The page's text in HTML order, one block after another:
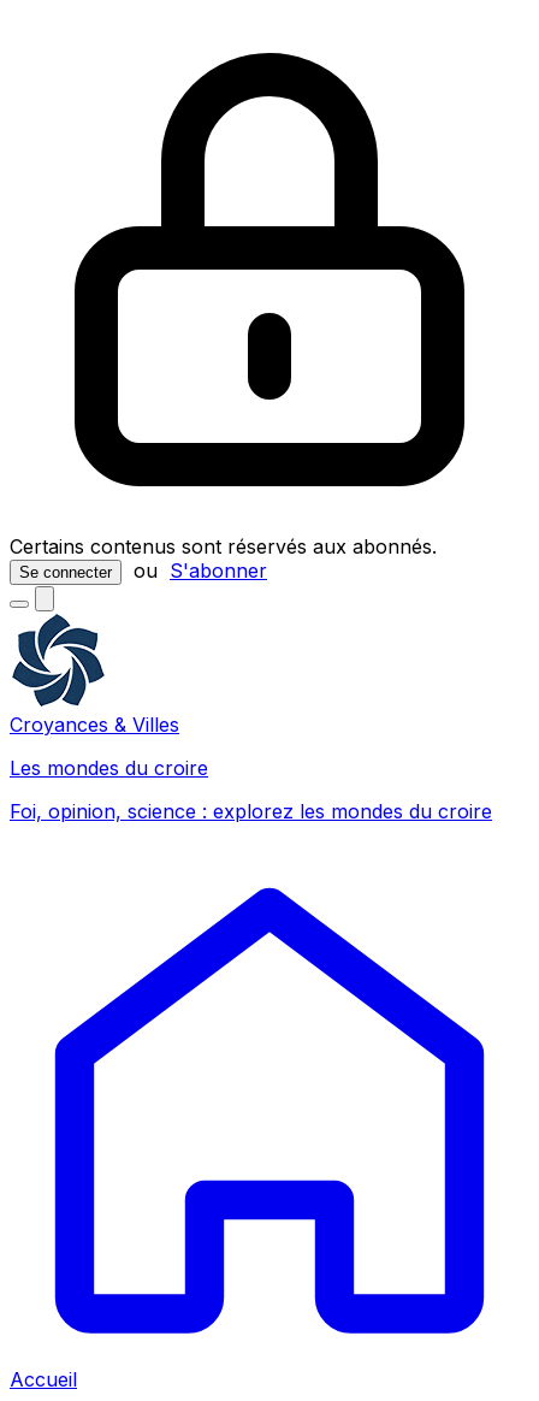
Certains contenus sont réservés aux abonnés.
Se connecter ou S'abonner
Croyances & Villes
Les mondes du croire
Foi, opinion, science : explorez les mondes du croire
Accueil